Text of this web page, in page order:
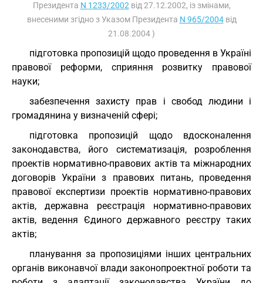
Президента N 1233/2002 від 27.12.2002, із змінами,
внесеними згідно з Указом Президента N 965/2004від
21.08.2004 )
підготовка пропозицій щодо проведення в Україні
правової реформи, сприяння розвитку правової
науки;
забезпечення захисту прав і свобод людини і
громадянина у визначеній сфері;
підготовка пропозицій щодо вдосконалення
законодавства, його систематизація, розроблення
проектів нормативно-правових актів та міжнародних
договорів України з правових питань, проведення
правової експертизи проектів нормативно-правових
актів, державна реєстрація нормативно-правових
актів, ведення Єдиного державного реєстру таких
актів;
планування за пропозиціями інших центральних
органів виконавчої влади законопроектної роботи та